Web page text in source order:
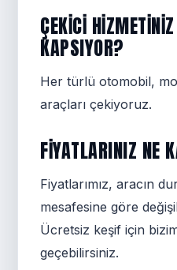
ÇEKICI
KAPSIYOR?
Her türlü otomobil,
araçları çekiyoruz.
FIYATLARINIZ NE
Fiyatlarımız, aracın
mesafesine göre
Ücretsiz keşif için
geçebilirsiniz.